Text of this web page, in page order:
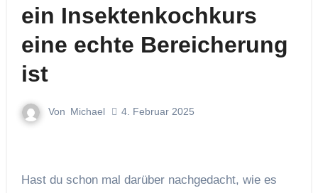
ein Insektenkochkurs
eine echte Bereicherung
ist
Von Michael 4. Februar 2025
Hast du schon mal darüber nachgedacht, wie es